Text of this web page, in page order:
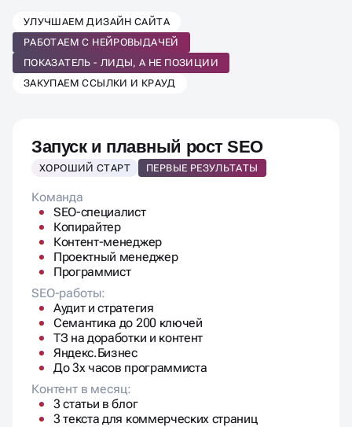
ВЫБЕРИТЕ ТАРИФ SEO-
ПРОДВИЖЕНИЯ
ПОД ВАШ БИЗНЕС
УЛУЧШАЕМ ДИЗАЙН САЙТА
РАБОТАЕМ С НЕЙРОВЫДАЧЕЙ
ПОКАЗАТЕЛЬ - ЛИДЫ, А НЕ ПОЗИЦИИ
ЗАКУПАЕМ ССЫЛКИ И КРАУД
Запуск и плавный рост SEO
ХОРОШИЙ СТАРТ ПЕРВЫЕ РЕЗУЛЬТАТЫ
Команда
SEO-специалист
Копирайтер
Контент-менеджер
Проектный менеджер
Программист
SEO-работы:
Аудит и стратегия
Семантика до 200 ключей
ТЗ на доработки и контент
Яндекс.Бизнес
До 3х часов программиста
Контент в месяц:
3 статьи в блог
3 текста для коммерческих страниц